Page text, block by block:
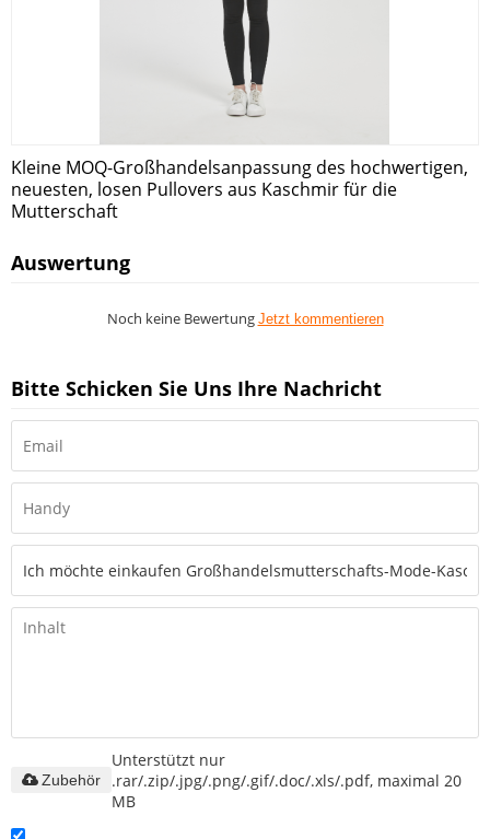
Kleine MOQ-Großhandelsanpassung des hochwertigen,
neuesten, losen Pullovers aus Kaschmir für die
Mutterschaft
Auswertung
Noch keine Bewertung Jetzt kommentieren
Bitte Schicken Sie Uns Ihre Nachricht
Unterstützt nur
.rar/.zip/.jpg/.png/.gif/.doc/.xls/.pdf, maximal 20
MB
Zubehör